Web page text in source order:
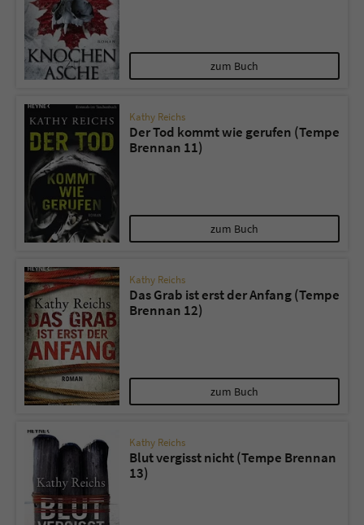
zum Buch
Kathy Reichs
Der Tod kommt wie gerufen (Tempe
Brennan 11)
zum Buch
Kathy Reichs
Das Grab ist erst der Anfang (Tempe
Brennan 12)
zum Buch
Kathy Reichs
Blut vergisst nicht (Tempe Brennan
13)